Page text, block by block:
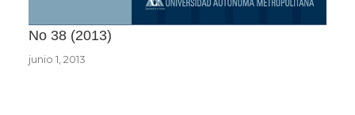
No 38 2013
junio 1, 2013